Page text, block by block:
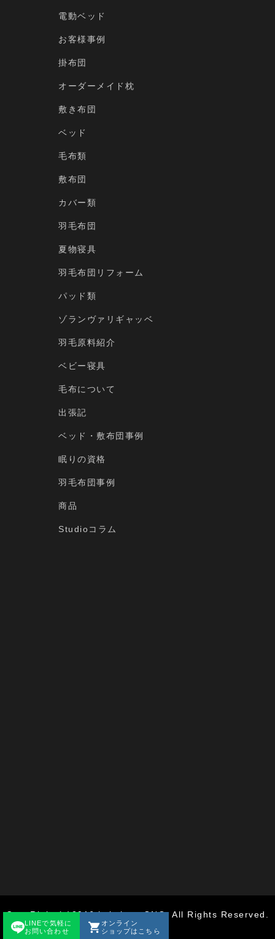
電動ベッド
お客様事例
掛布団
オーダーメイド枕
敷き布団
ベッド
毛布類
敷布団
カバー類
羽毛布団
夏物寝具
羽毛布団リフォーム
パッド類
ゾランヴァリギャッベ
羽毛原料紹介
ベビー寝具
毛布について
出張記
ベッド・敷布団事例
眠りの資格
羽毛布団事例
商品
Studioコラム
CopyRight (c)2016 kaiminya ONO. All Rights Reserved.
LINEで気軽に
お問い合わせ
オンライン
ショップはこちら